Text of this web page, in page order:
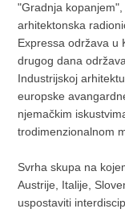
"Gradnja
arhitektonska
Expressa održava u
drugog dana
Industrijskoj
europske
njemačkim
trodimenzionalnom
Svrha skupa na
Austrije, Italije,
uspostaviti